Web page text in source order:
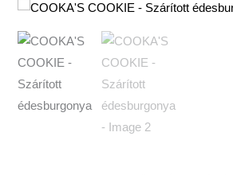
COOKA'S
COOKIE
mennyiség